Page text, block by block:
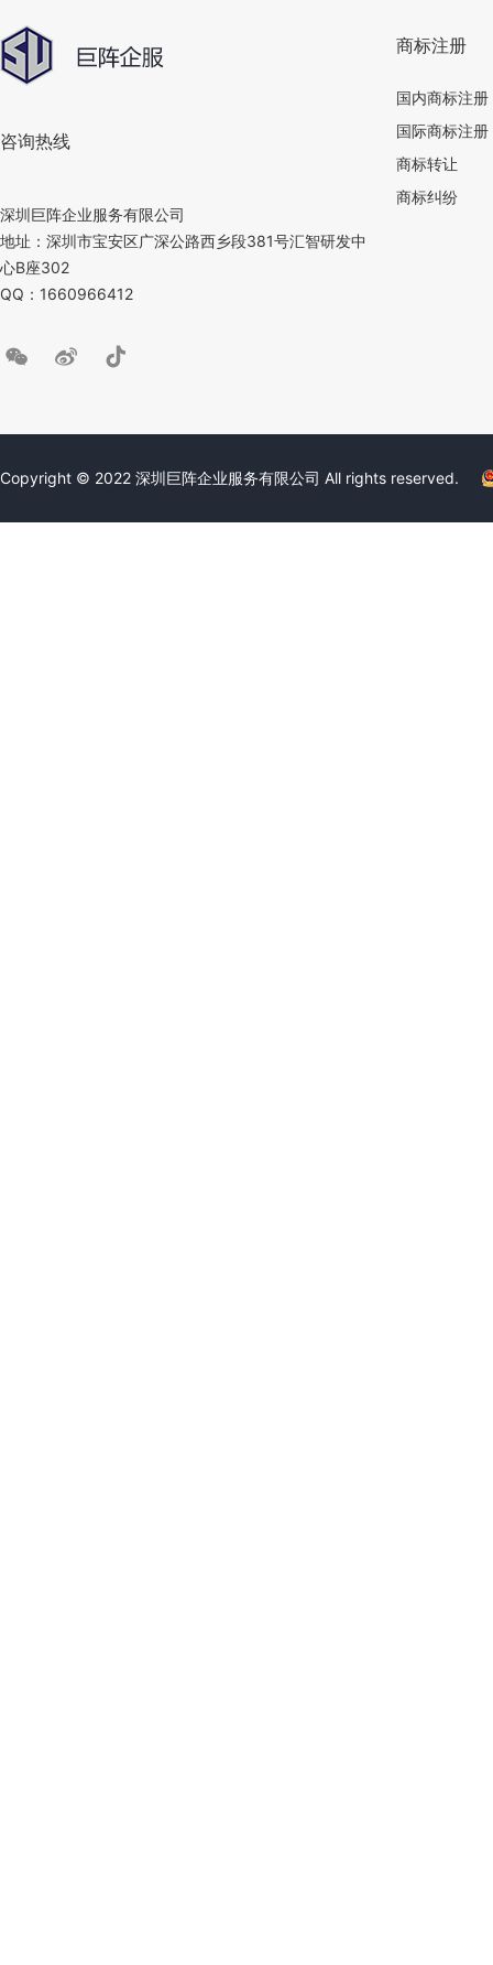
咨询热线
深圳巨阵企业服务有限公司
地址：深圳市宝安区广深公路西乡段381号汇智研发中
心B座302
QQ：1660966412
商标注册
国内商标注册
国际商标注册
商标转让
商标纠纷
Copyright © 2022 深圳巨阵企业服务有限公司 All rights reserved.